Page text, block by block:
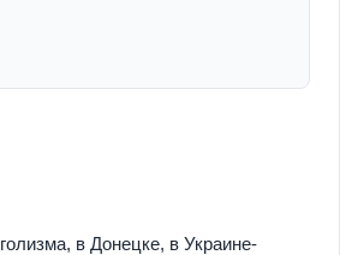
в Донецке, в Украине-